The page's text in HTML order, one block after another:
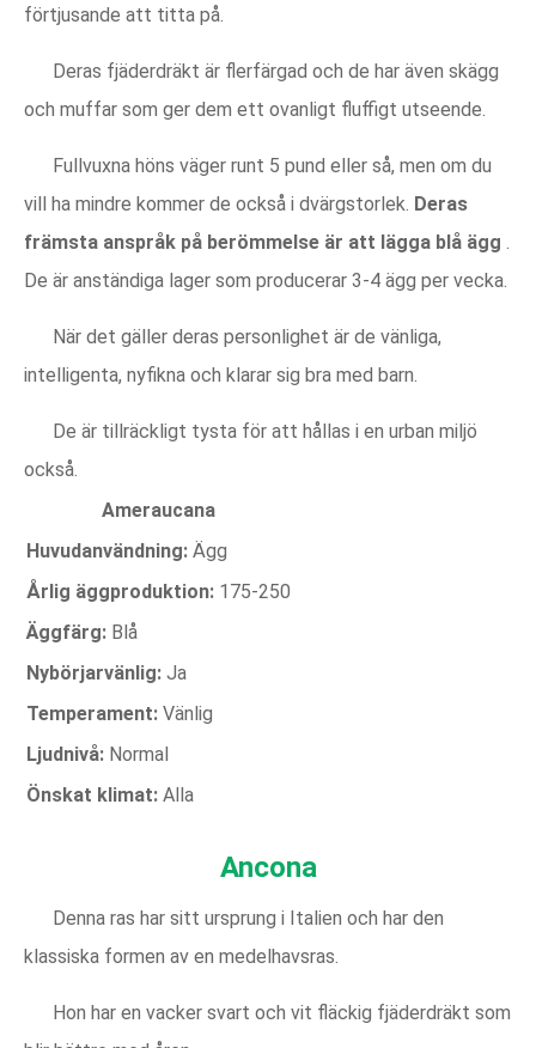
förtjusande att titta på.
Deras fjäderdräkt är flerfärgad och de har även skägg
och muffar som ger dem ett ovanligt fluffigt utseende.
Fullvuxna höns väger runt 5 pund eller så, men om du
vill ha mindre kommer de också i dvärgstorlek. Deras
främsta anspråk på berömmelse är att lägga blå ägg .
De är anständiga lager som producerar 3-4 ägg per vecka.
När det gäller deras personlighet är de vänliga,
intelligenta, nyfikna och klarar sig bra med barn.
De är tillräckligt tysta för att hållas i en urban miljö
också.
Ameraucana
Huvudanvändning: Ägg
Årlig äggproduktion: 175-250
Äggfärg: Blå
Nybörjarvänlig: Ja
Temperament: Vänlig
Ljudnivå: Normal
Önskat klimat: Alla
Ancona
Denna ras har sitt ursprung i Italien och har den
klassiska formen av en medelhavsras.
Hon har en vacker svart och vit fläckig fjäderdräkt som